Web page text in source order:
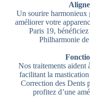
Un sourire harmonieux
améliorer votre
Paris 19,
Philharmonie de
Nos traitements aident
facilitant la
Correction des Dents
profitez d’une